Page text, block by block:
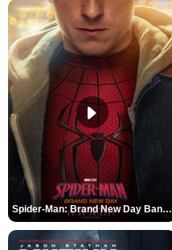
Spider-Man: Brand New Day Bande-annonce VO STFR